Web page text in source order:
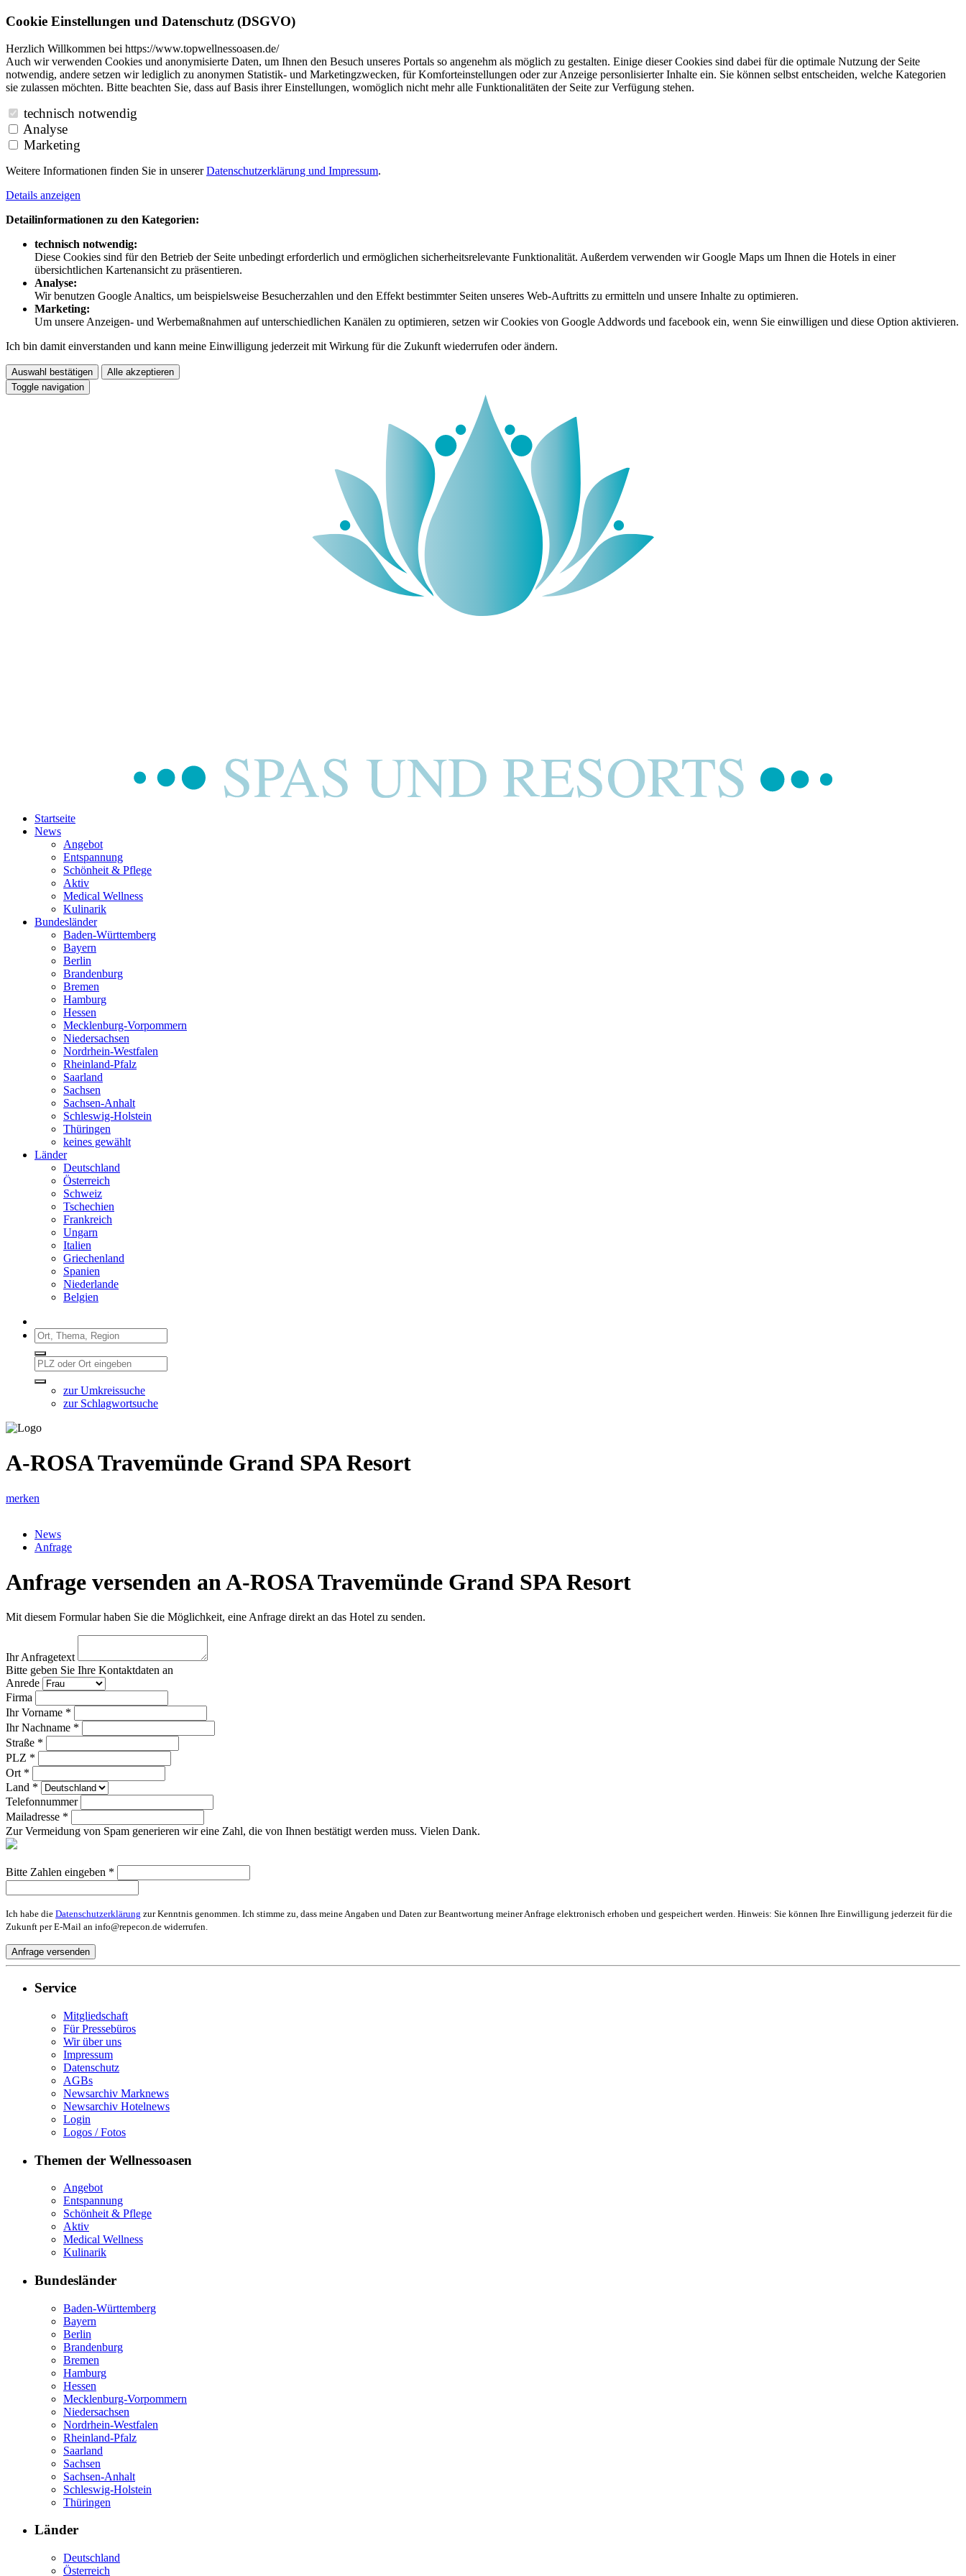
Cookie Einstellungen und Datenschutz (DSGVO)
Herzlich Willkommen bei https://www.topwellnessoasen.de/
Auch wir verwenden Cookies und anonymisierte Daten, um Ihnen den Besuch unseres Portals so angenehm als möglich zu gestalten. Einige dieser Cookies sind dabei für die optimale Nutzung der Seite
notwendig, andere setzen wir lediglich zu anonymen Statistik- und Marketingzwecken, für Komforteinstellungen oder zur Anzeige personlisierter Inhalte ein. Sie können selbst entscheiden, welche Kategorien
sie zulassen möchten. Bitte beachten Sie, dass auf Basis ihrer Einstellungen, womöglich nicht mehr alle Funktionalitäten der Seite zur Verfügung stehen.
technisch notwendig
Analyse
Marketing
Weitere Informationen finden Sie in unsererDatenschutzerklärung und Impressum.
Details anzeigen
Detailinformationen zu den Kategorien:
technisch notwendig:
Diese Cookies sind für den Betrieb der Seite unbedingt erforderlich und ermöglichen sicherheitsrelevante Funktionalität. Außerdem verwenden wir Google Maps um Ihnen die Hotels in einer
übersichtlichen Kartenansicht zu präsentieren.
Analyse:
Wir benutzen Google Analtics, um beispielsweise Besucherzahlen und den Effekt bestimmter Seiten unseres Web-Auftritts zu ermitteln und unsere Inhalte zu optimieren.
Marketing:
Um unsere Anzeigen- und Werbemaßnahmen auf unterschiedlichen Kanälen zu optimieren, setzen wir Cookies von Google Addwords und facebook ein, wenn Sie einwilligen und diese Option aktivieren.
Ich bin damit einverstanden und kann meine Einwilligung jederzeit mit Wirkung für die Zukunft wiederrufen oder ändern.
Auswahl bestätigen
Alle akzeptieren
Toggle navigation
Startseite
News
Angebot
Entspannung
Schönheit & Pflege
Aktiv
Medical Wellness
Kulinarik
Bundesländer
Baden-Württemberg
Bayern
Berlin
Brandenburg
Bremen
Hamburg
Hessen
Mecklenburg-Vorpommern
Niedersachsen
Nordrhein-Westfalen
Rheinland-Pfalz
Saarland
Sachsen
Sachsen-Anhalt
Schleswig-Holstein
Thüringen
keines gewählt
Länder
Deutschland
Österreich
Schweiz
Tschechien
Frankreich
Ungarn
Italien
Griechenland
Spanien
Niederlande
Belgien
zur Umkreissuche
zur Schlagwortsuche
A-ROSA Travemünde Grand SPA Resort
merken
News
Anfrage
Anfrage versenden an A-ROSA Travemünde Grand SPA Resort
Mit diesem Formular haben Sie die Möglichkeit, eine Anfrage direkt an das Hotel zu senden.
Ihr Anfragetext
Bitte geben Sie Ihre Kontaktdaten an
Anrede
Firma
Ihr Vorname *
Ihr Nachname *
Straße *
PLZ *
Ort *
Land *
Telefonnummer
Mailadresse *
Zur Vermeidung von Spam generieren wir eine Zahl, die von Ihnen bestätigt werden muss. Vielen Dank.
Bitte Zahlen eingeben *
Ich habe die Datenschutzerklärung zur Kenntnis genommen. Ich stimme zu, dass meine Angaben und Daten zur Beantwortung meiner Anfrage elektronisch erhoben und gespeichert werden. Hinweis: Sie können Ihre Einwilligung jederzeit für die
Zukunft per E-Mail an info@repecon.de widerrufen.
Service
Mitgliedschaft
Für Pressebüros
Wir über uns
Impressum
Datenschutz
AGBs
Newsarchiv Marknews
Newsarchiv Hotelnews
Login
Logos / Fotos
Themen der Wellnessoasen
Angebot
Entspannung
Schönheit & Pflege
Aktiv
Medical Wellness
Kulinarik
Bundesländer
Baden-Württemberg
Bayern
Berlin
Brandenburg
Bremen
Hamburg
Hessen
Mecklenburg-Vorpommern
Niedersachsen
Nordrhein-Westfalen
Rheinland-Pfalz
Saarland
Sachsen
Sachsen-Anhalt
Schleswig-Holstein
Thüringen
Länder
Deutschland
Österreich